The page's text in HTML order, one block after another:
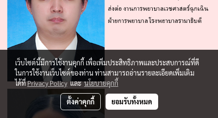
เว็บไซต์นี้มีการใช้งานคุกกี้ เพื่อเพิ่มประสิทธิภาพและประสบการณ์ที่ดี
ในการใช้งานเว็บไซต์ของท่าน ท่านสามารถอ่านรายละเอียดเพิ่มเติม
ได้ที่Privacy Policy และนโยบายคุกกี้
ตั้งค่าคุกกี้ ยอมรับทั้งหมด